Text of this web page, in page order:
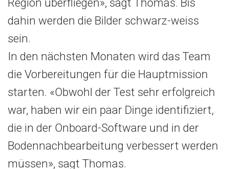
dahin werden die Bilder schwarz-weiss
sein.
In den nächsten Monaten wird das Team
die Vorbereitungen für die Hauptmission
starten. «Obwohl der Test sehr erfolgreich
war, haben wir ein paar Dinge identifiziert,
die in der Onboard-Software und in der
Bodennachbearbeitung verbessert werden
müssen», sagt Thomas.